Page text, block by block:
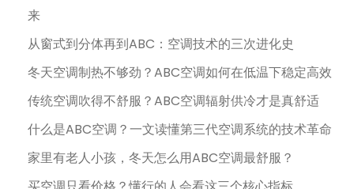
来
从窗式到分体再到ABC：空调技术的三次进化史
冬天空调制热不够劲？ABC空调如何在低温下稳定高效
传统空调吹得不舒服？ABC空调辐射供冷才是真舒适
什么是ABC空调？一文读懂第三代空调系统的技术革命
家里有老人小孩，冬天怎么用ABC空调最舒服？